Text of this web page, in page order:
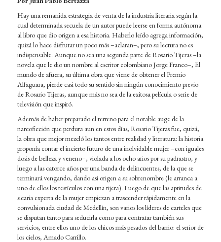
Hay una remanida estrategia de venta de la industria literaria según la
cual determinada secuela de un autor puede leerse en forma autónoma
al libro que dio origen a esa historia. Haberlo leído agrega información,
quizá lo hace disfrutar un poco más –aclaran–, pero su lectura no es
indispensable. Aunque no sea una segunda parte de Rosario Tijeras –la
novela que le dio un nombre al escritor colombiano Jorge Franco–, El
mundo de afuera, su última obra que viene de obtener el Premio
Alfaguara, pierde casi todo su sentido sin ningún conocimiento previo
de Rosario Tijeras, aunque más no sea de la exitosa película o serie de
televisión que inspiró.
Además de haber preparado el terreno para el notable auge de la
narcoficción que perdura aun en estos días, Rosario Tijeras fue, quizá,
la obra que mejor mezcló los tantos entre realidad y literatura: la historia
proponía contar el incierto futuro de una inolvidable mujer –con iguales
dosis de belleza y veneno–, violada a los ocho años por su padrastro, y
luego a las catorce años por una banda de delincuentes, de la que se
terminará vengando, dando así origen a su sobrenombre (le arranca a
uno de ellos los testículos con una tijera). Luego de que las aptitudes de
sicaria experta de la mujer empiezan a trascender rápidamente en la
convulsionada ciudad de Medellín, son varios los líderes de carteles que
se disputan tanto para seducirla como para contratar también sus
servicios, entre ellos uno de los chicos más pesados del barrio: el señor de
los cielos, Amado Carrillo.